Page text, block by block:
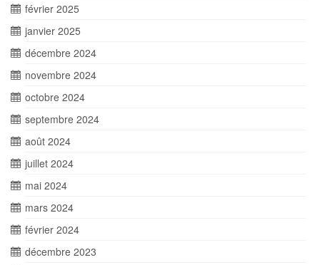
février 2025
janvier 2025
décembre 2024
novembre 2024
octobre 2024
septembre 2024
août 2024
juillet 2024
mai 2024
mars 2024
février 2024
décembre 2023